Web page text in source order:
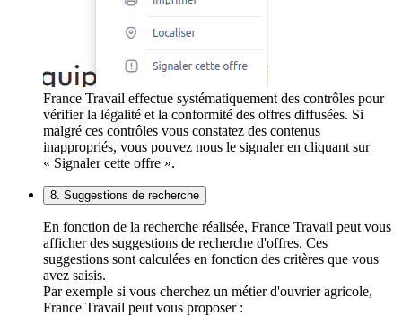
France Travail effectue systématiquement des contrôles pour
vérifier la légalité et la conformité des offres diffusées. Si
malgré ces contrôles vous constatez des contenus
inappropriés, vous pouvez nous le signaler en cliquant sur
« Signaler cette offre ».
8. Suggestions de recherche
En fonction de la recherche réalisée, France Travail peut vous
afficher des suggestions de recherche d'offres. Ces
suggestions sont calculées en fonction des critères que vous
avez saisis.
Par exemple si vous cherchez un métier d'ouvrier agricole,
France Travail peut vous proposer :